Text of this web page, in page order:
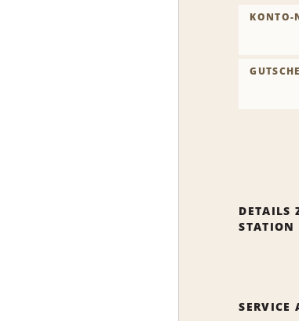
KONTO-
DETAILS
STATION
SERVICE